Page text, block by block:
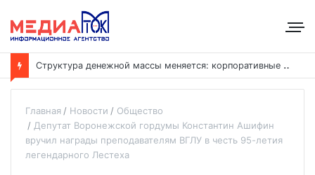
С
труктура денежной массы меняется: корпоративные депозиты обогнали вклады населения
Главная Новости
Общество
Депутат Воронежской гордумы Константин Ашифин
вручил награды преподавателям ВГЛУ в честь 95-летия
легендарного Лестеха